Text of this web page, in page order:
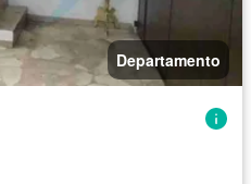
Departamento